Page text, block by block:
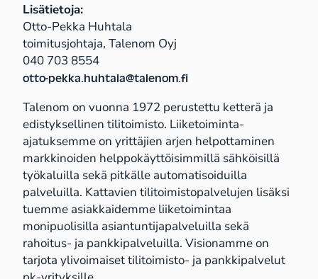
Lisätietoja:
Otto-Pekka Huhtala
toimitusjohtaja, Talenom Oyj
040 703 8554
otto-pekka.huhtala@talenom.fi
Talenom on vuonna 1972 perustettu ketterä ja
edistyksellinen tilitoimisto. Liiketoiminta-
ajatuksemme on yrittäjien arjen helpottaminen
markkinoiden helppokäyttöisimmillä sähköisillä
työkaluilla sekä pitkälle automatisoiduilla
palveluilla. Kattavien tilitoimistopalvelujen lisäksi
tuemme asiakkaidemme liiketoimintaa
monipuolisilla asiantuntijapalveluilla sekä
rahoitus- ja pankkipalveluilla. Visionamme on
tarjota ylivoimaiset tilitoimisto- ja pankkipalvelut